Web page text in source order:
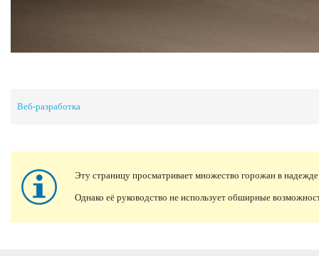
Веб-разработка
Эту страницу просматривает множество горожан в
Однако её руководство не использует обширные